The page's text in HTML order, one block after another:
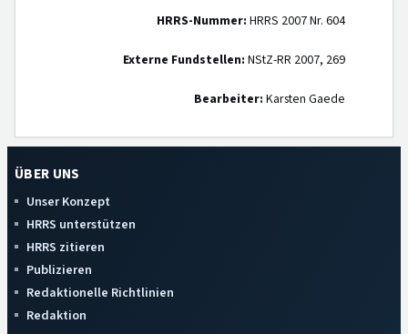
HRRS-Nummer: HRRS 2007 Nr. 604
Externe Fundstellen: NStZ-RR 2007, 269
Bearbeiter: Karsten Gaede
ÜBER UNS
Unser Konzept
HRRS unterstützen
HRRS zitieren
Publizieren
Redaktionelle Richtlinien
Redaktion